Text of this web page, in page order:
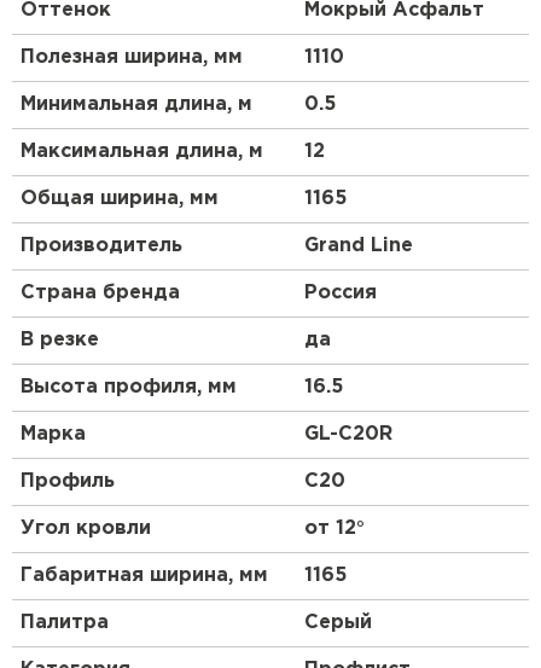
Оттенок Мокрый Асфальт
Полезная ширина, мм 1110
Минимальная длина, м 0.5
Максимальная длина, м 12
Общая ширина, мм 1165
Производитель Grand Line
Страна бренда Россия
В резке да
Высота профиля, мм 16.5
Марка GL-С20R
Профиль C20
Угол кровли от 12°
Габаритная ширина, мм 1165
Палитра Серый
ПЕРЕЙТИ